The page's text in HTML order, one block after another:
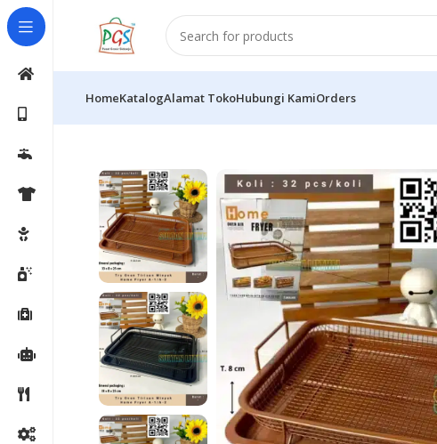
HomeKatalogAlamat TokoHubungi KamiOrders